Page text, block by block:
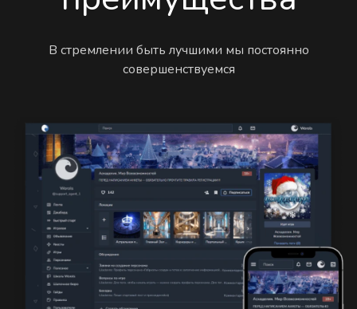
В стремлении быть лучшими мы постоянно
совершенствуемся